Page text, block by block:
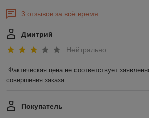
3 отзывов за всё время
Дмитрий
Нейтрально
Фактическая цена не соответствует
совершения заказа.
Покупатель